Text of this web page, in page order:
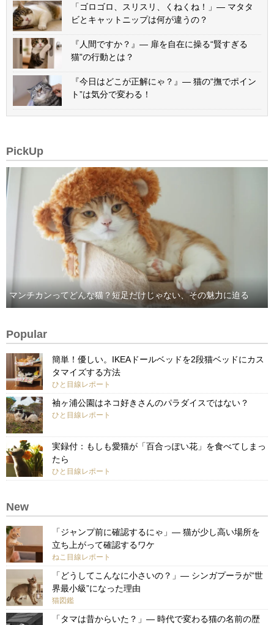
「ゴロゴロ、スリスリ、くねくね！」— マタタ
ビとキャットニップは何が違うの？
『人間ですか？』— 扉を自在に操る“賢すぎる
猫”の行動とは？
『今日はどこが正解にゃ？』— 猫の“撫でポイン
ト”は気分で変わる！
PickUp
マンチカンってどんな猫？短足だけじゃない、その魅力に迫る
Popular
簡単！優しい。IKEAドールベッドを2段猫ベッドにカス
タマイズする方法
ひと目線レポート
袖ヶ浦公園はネコ好きさんのパラダイスではない？
ひと目線レポート
実録付：もしも愛猫が「百合っぽい花」を食べてしまっ
たら
ひと目線レポート
New
「ジャンプ前に確認するにゃ」— 猫が少し高い場所を
立ち上がって確認するワケ
ねこ目線レポート
「どうしてこんなに小さいの？」— シンガプーラが“世
界最小級”になった理由
猫図鑑
「タマは昔からいた？」— 時代で変わる猫の名前の歴